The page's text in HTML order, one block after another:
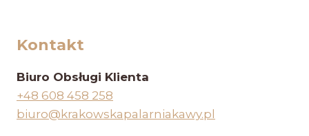
Kontakt
Biuro Obsługi Klienta
+48 608 458 258
biuro@krakowskapalarniakawy.pl